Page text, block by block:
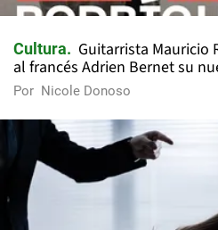
Cultura
Guitarrista Mauricio
al francés Adrien Bernet su
Por Nicole Donoso